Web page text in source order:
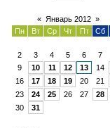
« Январь 2012 »
Пн
Вт Ср Чт Пт Сб
2
3 4 5 6 7
9
10 11 12 13 14
16
17 18 19 20 21
23
24 25 26 27 28
30
31